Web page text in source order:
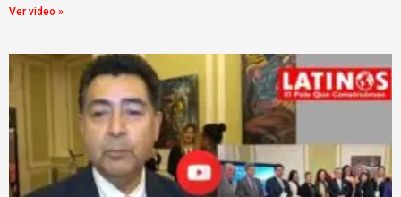
Ver video »